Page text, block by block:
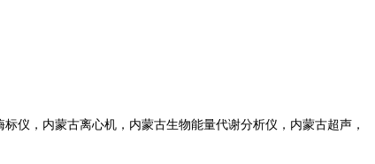
仪，内蒙古离心机，内蒙古生物能量代谢分析仪，内蒙古超声，